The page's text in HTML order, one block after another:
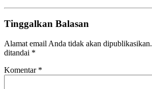
Tinggalkan Balasan
Alamat email Anda tidak akan dipublikasikan.
ditandai *
Komentar *